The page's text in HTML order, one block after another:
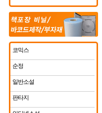
코믹스
순정
일반소설
판타지